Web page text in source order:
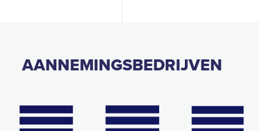
AANNEMINGSBEDRIJVEN